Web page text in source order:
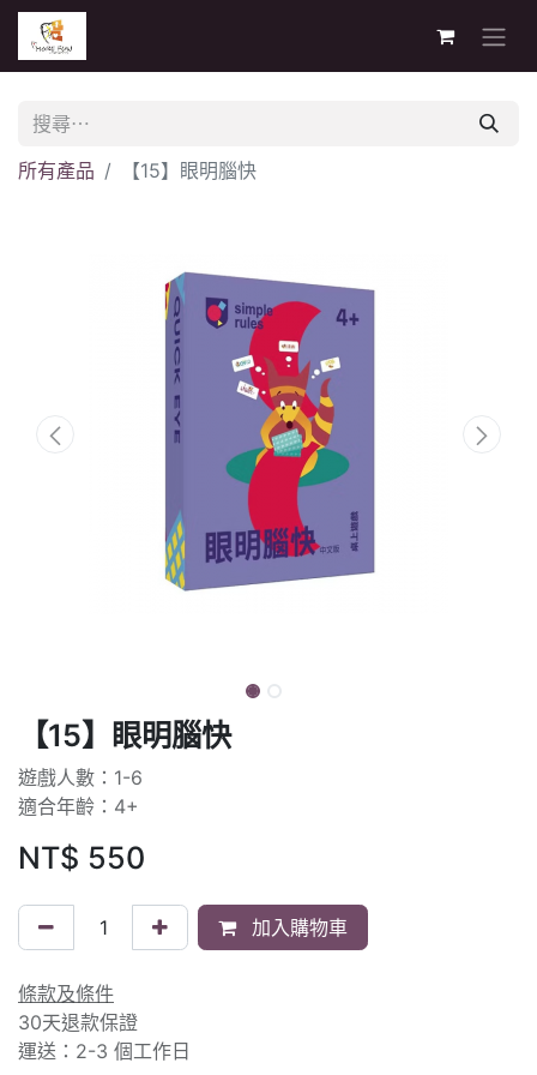
所有產品 【15】眼明腦快
【15】眼明腦快
遊戲人數：1-6
適合年齡：4+
NT$ 550
加入購物車
條款及條件
30天退款保證
運送：2-3 個工作日